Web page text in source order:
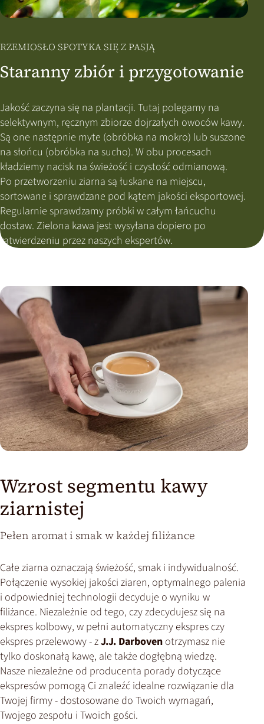
RZEMIOSŁO SPOTYKA SIĘ Z PASJĄ
Staranny zbiór i przygotowanie
Jakość zaczyna się na plantacji. Tutaj polegamy na
selektywnym, ręcznym zbiorze dojrzałych owoców kawy.
Są one następnie myte (obróbka na mokro) lub suszone
na słońcu (obróbka na sucho). W obu procesach
kładziemy nacisk na świeżość i czystość odmianową.
Po przetworzeniu ziarna są łuskane na miejscu,
sortowane i sprawdzane pod kątem jakości eksportowej.
Regularnie sprawdzamy próbki w całym łańcuchu
dostaw. Zielona kawa jest wysyłana dopiero po
zatwierdzeniu przez naszych ekspertów.
Wzrost segmentu kawy
ziarnistej
Pełen aromat i smak w każdej filiżance
Całe ziarna oznaczają świeżość, smak i indywidualność.
Połączenie wysokiej jakości ziaren, optymalnego palenia
i odpowiedniej technologii decyduje o wyniku w
filiżance. Niezależnie od tego, czy zdecydujesz się na
ekspres kolbowy, w pełni automatyczny ekspres czy
ekspres przelewowy - zJ.J. Darboven otrzymasz nie
tylko doskonałą kawę, ale także dogłębną wiedzę.
Nasze niezależne od producenta porady dotyczące
ekspresów pomogą Ci znaleźć idealne rozwiązanie dla
Twojej firmy - dostosowane do Twoich wymagań,
Twojego zespołu i Twoich gości.